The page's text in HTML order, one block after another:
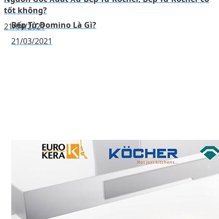
tốt không?
21/04/2021
Bếp Từ Domino Là Gì?
21/03/2021